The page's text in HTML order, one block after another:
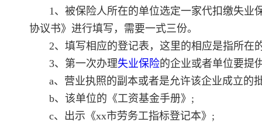
1、被保险人所在的单位选定一家代扣缴失
协议书》进行填写，需要一式三份。
2、填写相应的登记表，这里的相应是指所在
3、第一次办理失业保险的企业或者单位要提
a、营业执照的副本或者是允许该企业成立的
b、该单位的《工资基金手册》;
c、出示《xx市劳务工指标登记本》;